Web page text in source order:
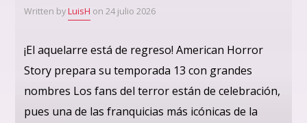
Written byLuisH on 24 julio 2026
¡El aquelarre está de regreso! American Horror
Story prepara su temporada 13 con grandes
nombres Los fans del terror están de celebración,
pues una de las franquicias más icónicas de la